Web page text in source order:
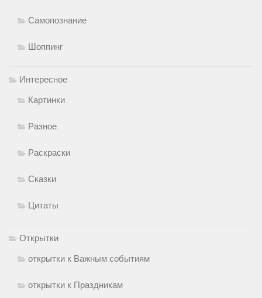
Самопознание
Шоппинг
Интересное
Картинки
Разное
Раскраски
Сказки
Цитаты
Открытки
открытки к Важным событиям
открытки к Праздникам